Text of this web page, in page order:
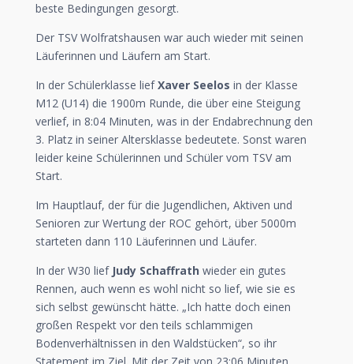
beste Bedingungen gesorgt.
Der TSV Wolfratshausen war auch wieder mit seinen
Läuferinnen und Läufern am Start.
In der Schülerklasse liefXaver Seelos in der Klasse
M12 (U14) die 1900m Runde, die über eine Steigung
verlief, in 8:04 Minuten, was in der Endabrechnung den
3. Platz in seiner Altersklasse bedeutete. Sonst waren
leider keine Schülerinnen und Schüler vom TSV am
Start.
Im Hauptlauf, der für die Jugendlichen, Aktiven und
Senioren zur Wertung der ROC gehört, über 5000m
starteten dann 110 Läuferinnen und Läufer.
In der W30 lief Judy Schaffrath wieder ein gutes
Rennen, auch wenn es wohl nicht so lief, wie sie es
sich selbst gewünscht hätte. „Ich hatte doch einen
großen Respekt vor den teils schlammigen
Bodenverhältnissen in den Waldstücken“, so ihr